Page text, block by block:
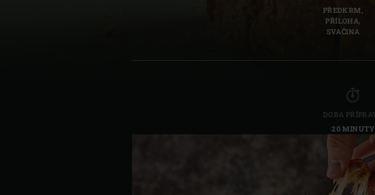
PŘEDKRM,
PŘÍLOHA,
SVAČINA
DOBA
20 MINUTY